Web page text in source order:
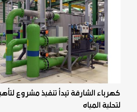
كهرباء الشارقة تبدأ تنفيذ مشروع
لتحلية المياه